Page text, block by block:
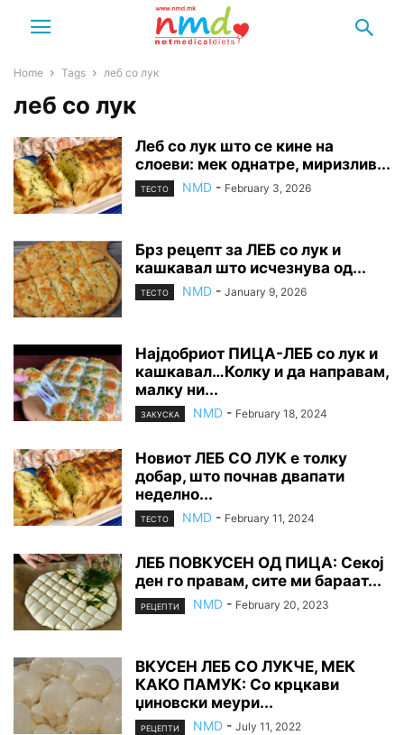
Home Tags леб со лук
леб со лук
Леб со лук што се кине на
слоеви: мек однатре, миризлив...
ТЕСТО NMD - February 3, 2026
Брз рецепт за ЛЕБ со лук и
кашкавал што исчезнува од...
ТЕСТО NMD - January 9, 2026
Најдобриот ПИЦА-ЛЕБ со лук и
кашкавал…Колку и да направам,
малку ни...
ЗАКУСКА NMD - February 18, 2024
Новиот ЛЕБ СО ЛУК е толку
добар, што почнав двапати
неделно...
ТЕСТО NMD - February 11, 2024
ЛЕБ ПОВКУСЕН ОД ПИЦА: Секој
ден го правам, сите ми бараат...
РЕЦЕПТИ NMD - February 20, 2023
ВКУСЕН ЛЕБ СО ЛУКЧЕ, МЕК
КАКО ПАМУК: Со крцкави
џиновски меури...
РЕЦЕПТИ NMD - July 11, 2022